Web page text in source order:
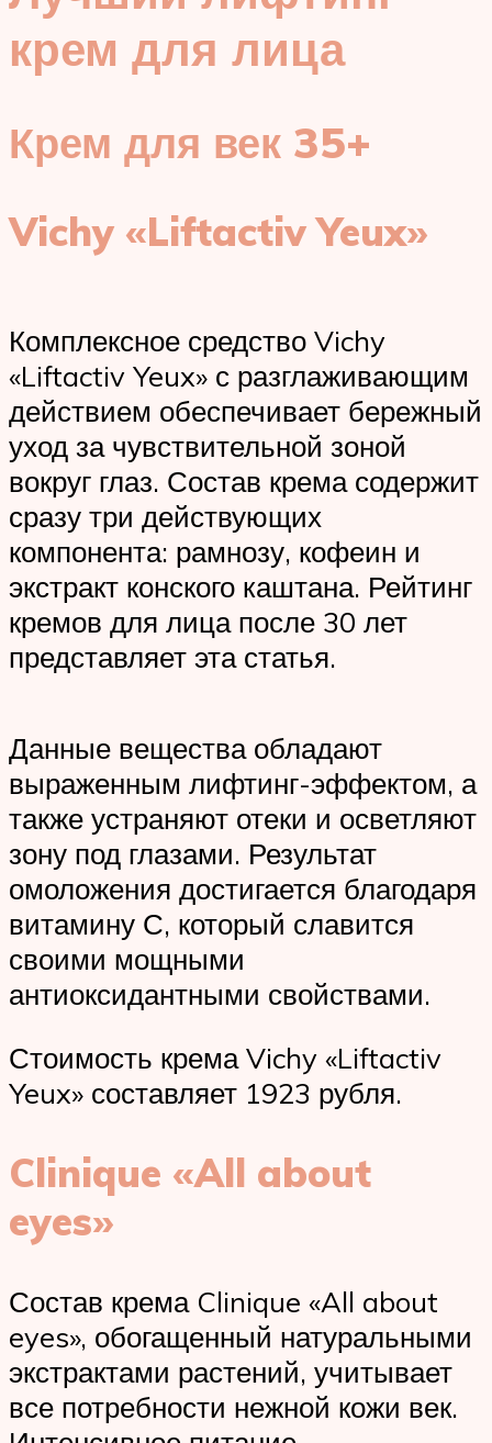
крем для лица
Крем для век 35+
Vichy «Liftactiv Yeux»
Комплексное средство Vichy
«Liftactiv Yeux» с разглаживающим
действием обеспечивает бережный
уход за чувствительной зоной
вокруг глаз. Состав крема содержит
сразу три действующих
компонента: рамнозу, кофеин и
экстракт конского каштана. Рейтинг
кремов для лица после 30 лет
представляет эта статья.
Данные вещества обладают
выраженным лифтинг-эффектом, а
также устраняют отеки и осветляют
зону под глазами. Результат
омоложения достигается благодаря
витамину С, который славится
своими мощными
антиоксидантными свойствами.
Стоимость крема Vichy «Liftactiv
Yeux» составляет 1923 рубля.
Clinique «All about
eyes»
Состав крема Clinique «All about
eyes», обогащенный натуральными
экстрактами растений, учитывает
все потребности нежной кожи век.